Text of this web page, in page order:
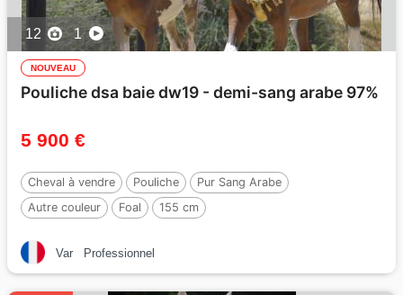
12 1
NOUVEAU
Pouliche dsa baie dw19 - demi-sang arabe 97%
5 900 €
Cheval à vendre Pouliche
Pur Sang Arabe
Autre couleur
Foal 155 cm
Var Professionnel